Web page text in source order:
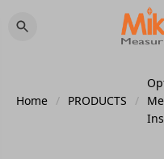
Home / PRODUCTS /